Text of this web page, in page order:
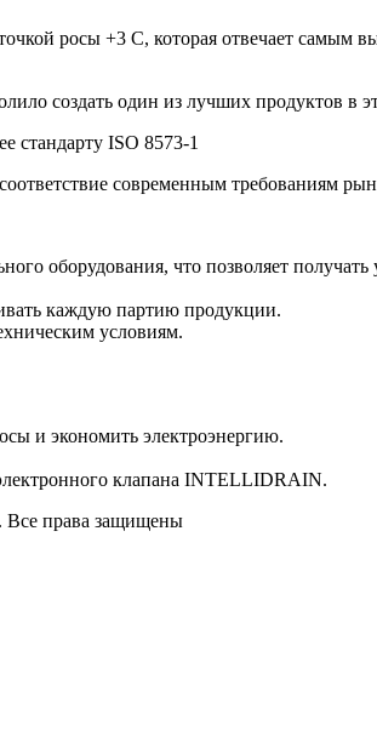
росы +3 С, которая отвечает самым
создать один из лучших продуктов в
стандарту ISO 8573-1
современным требованиям
оборудования, что позволяет получать
каждую партию продукции.
условиям.
и экономить электроэнергию.
клапана INTELLIDRAIN.
Все права защищены